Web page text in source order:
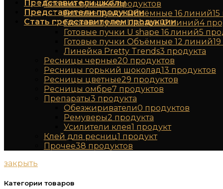
Представители школы
Представители продукции
Стать представителем продукции
Готовые пучки46 продуктов
Готовые пучки Объёмные 16 линий15
Готовые пучки U shape 12 линий4
Готовые пучки U shape 16 линий5
Готовые пучки Объёмные 12 линий19
Линейка Pretty Trends3 продукта
Ресницы черные20 продуктов
Ресницы горький шоколад13 продуктов
Ресницы цветные29 продуктов
Ресницы омбре7 продуктов
Препараты3 продукта
Обезжириватели0 продуктов
Ремуверы2 продукта
Усилители клея1 продукт
Клей для ресниц1 продукт
Прочее38 продуктов
закрыть
Категории товаров